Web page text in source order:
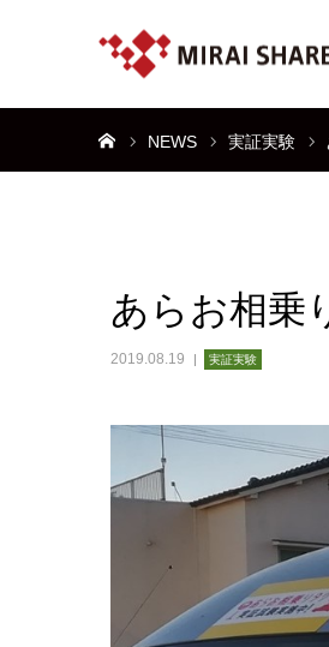
NEWS 実証実験
あらお相乗
2019.08.19 実証実験